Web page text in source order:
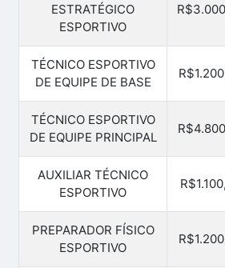
ESTRATÉGICO
ESPORTIVO
TÉCNICO ESPORTIVO
DE EQUIPE DE BASE
TÉCNICO ESPORTIVO
DE EQUIPE PRINCIPAL
AUXILIAR TÉCNICO
ESPORTIVO
PREPARADOR FÍSICO
ESPORTIVO